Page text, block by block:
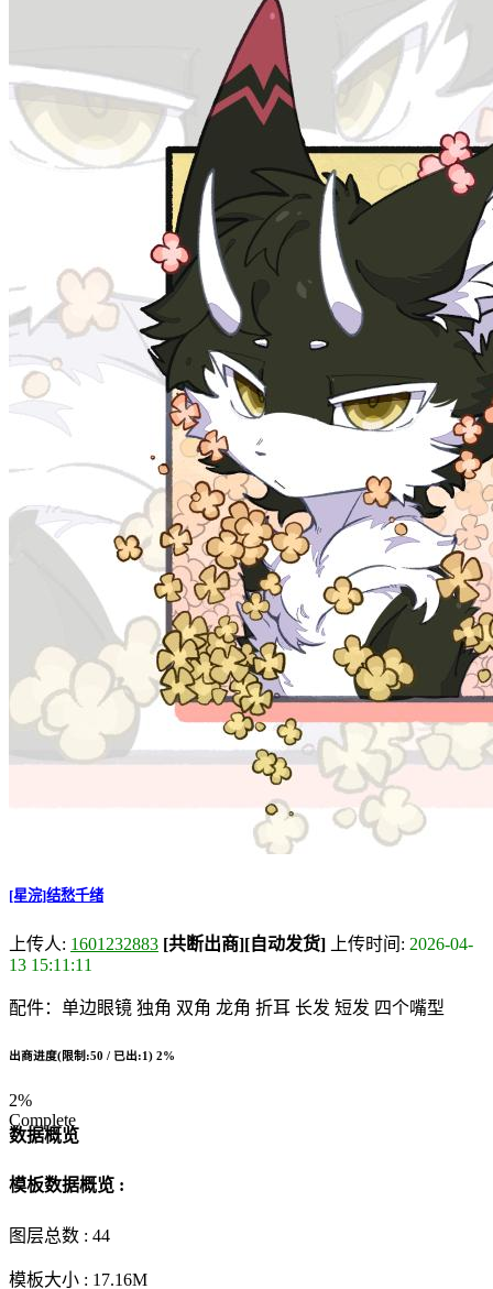
[星浣]结愁千绪
上传人: 1601232883 [共断出商][自动发货] 上传时间: 2026-04-
13 15:11:11
配件：单边眼镜 独角 双角 龙角 折耳 长发 短发 四个嘴型
出商进度(限制:50 / 已出:1) 2%
2%
Complete
数据概览
模板数据概览 :
图层总数 : 44
模板大小 : 17.16M